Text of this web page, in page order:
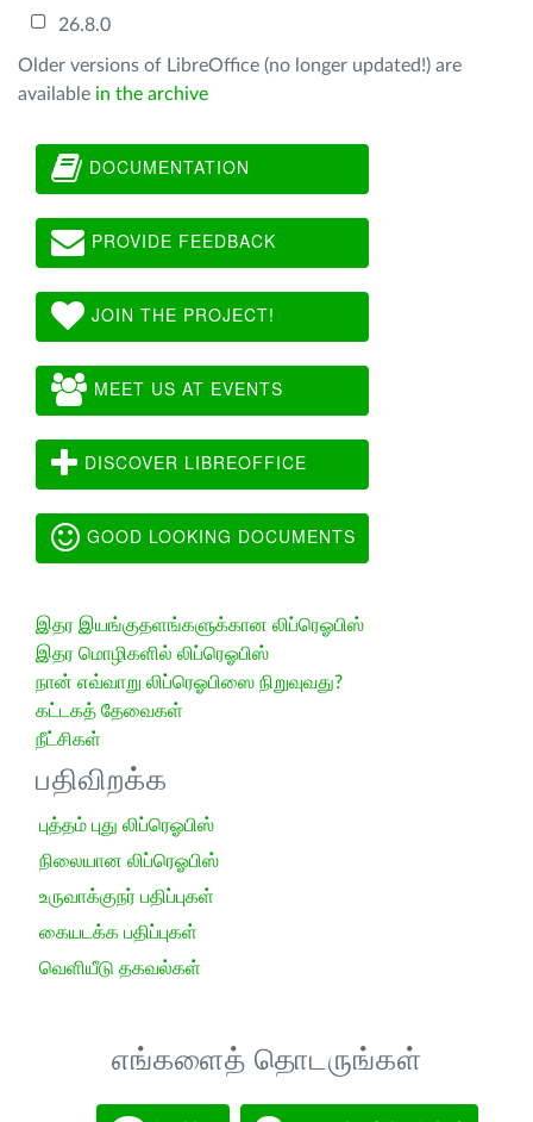
26.8.0
Older versions of LibreOffice (no longer updated!) are
available in the archive
DOCUMENTATION
PROVIDE FEEDBACK
JOIN THE PROJECT!
MEET US AT EVENTS
DISCOVER LIBREOFFICE
GOOD LOOKING DOCUMENTS
இதர இயங்குதளங்களுக்கான லிப்ரெஓபிஸ்
இதர மொழிகளில் லிப்ரெஓபிஸ்
நான் எவ்வாறு லிப்ரெஓபிஸை நிறுவுவது?
கட்டகத் தேவைகள்
நீட்சிகள்
பதிவிறக்க
புத்தம் புது லிப்ரெஓபிஸ்
நிலையான லிப்ரெஓபிஸ்
உருவாக்குநர் பதிப்புகள்
கையடக்க பதிப்புகள்
வெளியீடு தகவல்கள்
எங்களைத் தொடருங்கள்